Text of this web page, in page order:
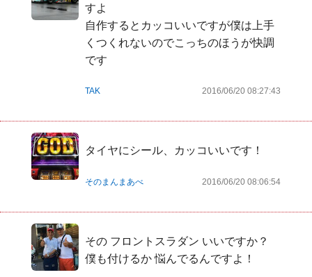
すよ
自作するとカッコいいですが僕は上手
くつくれないのでこっちのほうが快調
です
TAK 2016/06/20 08:27:43
タイヤにシール、カッコいいです！
そのまんまあべ 2016/06/20 08:06:54
その フロントスラダン いいですか？
僕も付けるか 悩んでるんですよ！